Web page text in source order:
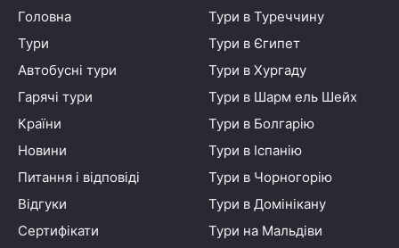
Головна
Тури
Автобусні тури
Гарячі тури
Країни
Новини
Питання і відповіді
Відгуки
Сертифікати
Тури в Туреччину
Тури в Єгипет
Тури в Хургаду
Тури в Шарм ель Шейх
Тури в Болгарію
Тури в Іспанію
Тури в Чорногорію
Тури в Домінікану
Тури на Мальдіви